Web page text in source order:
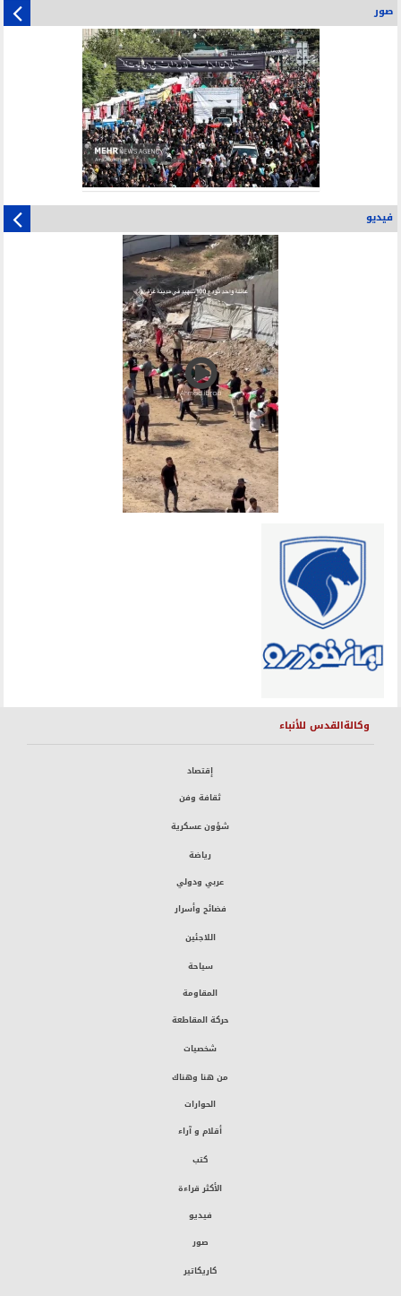
صور
فيديو
وكالةالقدس للأنباء
إقتصاد
ثقافة وفن
شؤون عسكرية
رياضة
عربي ودولي
فضائح وأسرار
اللاجئين
سياحة
المقاومة
حركة المقاطعة
شخصيات
من هنا وهناك
الحوارات
أقلام و آراء
كتب
الأكثر قراءة
فيديو
صور
كاريكاتير